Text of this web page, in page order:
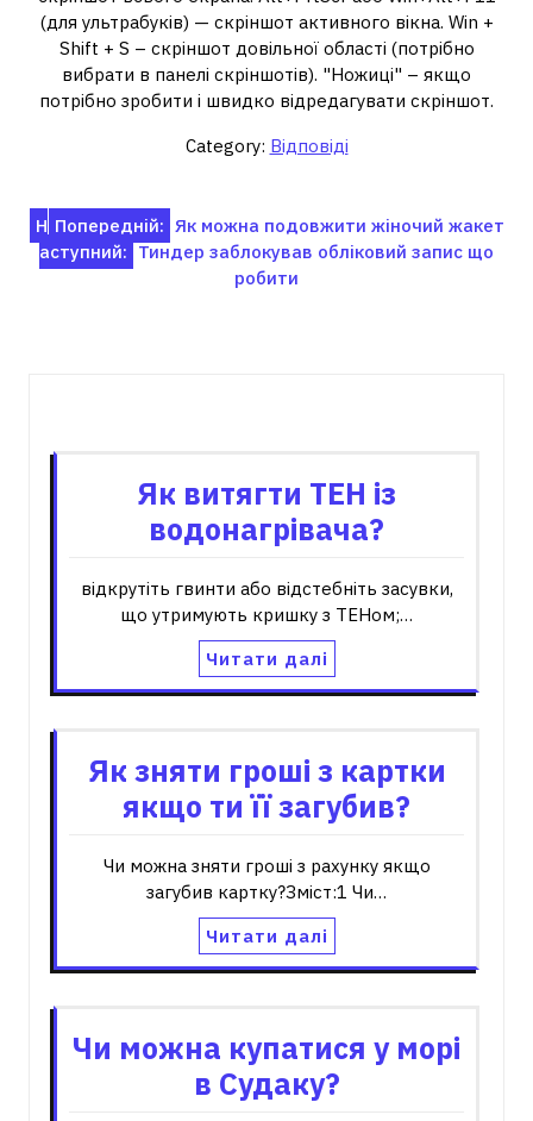
(для ультрабуків) — скріншот активного вікна. Win +
Shift + S – скріншот довільної області (потрібно
вибрати в панелі скріншотів). "Ножиці" – якщо
потрібно зробити і швидко відредагувати скріншот.
Category: Відповіді
Навігація
записів
Попередній: Як можна подовжити жіночий жакет
Н
аступний: Тиндер заблокував обліковий запис що
робити
Як витягти ТЕН із
водонагрівача?
відкрутіть гвинти або відстебніть засувки,
що утримують кришку з ТЕНом;…
Читати далі
Як зняти гроші з картки
якщо ти її загубив?
Чи можна зняти гроші з рахунку якщо
загубив картку?Зміст:1 Чи…
Читати далі
Чи можна купатися у морі
в Судаку?